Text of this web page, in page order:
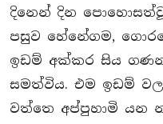
දිනෙන් දින
පසුව හේනේගම,
ඉඩම් අක්කර සිය
සමත්විය. එම ඉඩම්
වත්තෙ අප්පුහාමි යන